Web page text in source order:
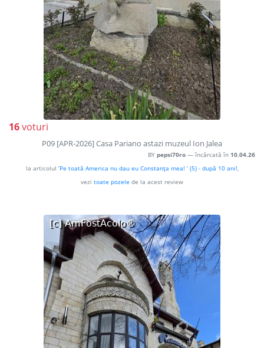
16voturi
P09 [APR-2026] Casa Pariano astazi muzeul Ion Jalea
BY pepsi70ro — încărcată în 10.04.26
la articolul ’Pe toată America nu dau eu Constanţa mea! ’ (5) - după 10 ani!,
vezi toate pozele de la acest review